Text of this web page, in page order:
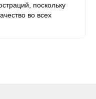
поскольку
во всех